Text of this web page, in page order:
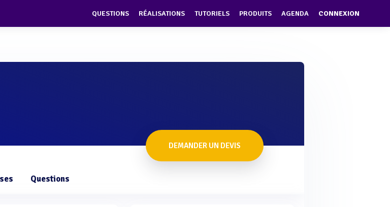
QUESTIONS RÉALISATIONS TUTORIELS PRODUITS AGENDA CONNEXION
DEMANDER UN DEVIS
Questions